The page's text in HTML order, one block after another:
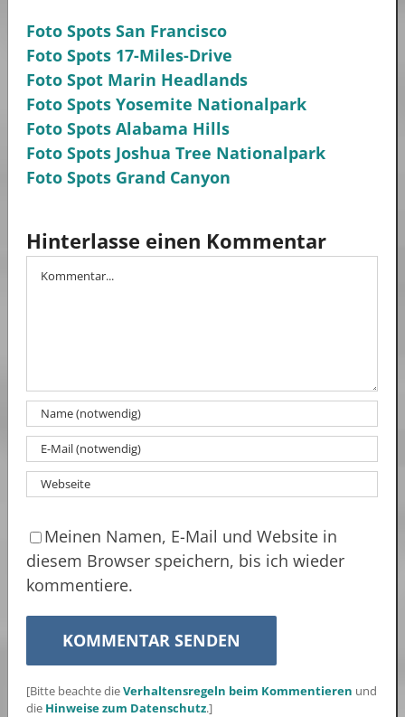
Foto Spots San Francisco
Foto Spots 17-Miles-Drive
Foto Spot Marin Headlands
Foto Spots Yosemite Nationalpark
Foto Spots Alabama Hills
Foto Spots Joshua Tree Nationalpark
Foto Spots Grand Canyon
Hinterlasse einen Kommentar
Meinen Namen, E-Mail und Website in
diesem Browser speichern, bis ich wieder
kommentiere.
[Bitte beachte dieVerhaltensregeln beim Kommentieren und
die Hinweise zum Datenschutz.]